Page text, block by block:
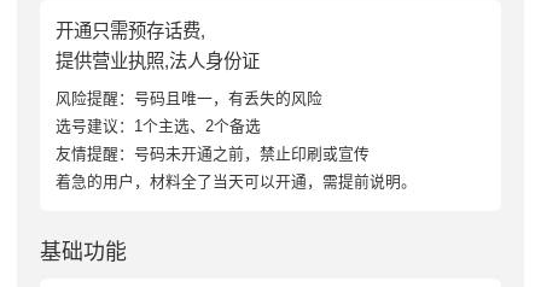
开通只需预存话费,
提供营业执照,法人身份证
风险提醒：号码且唯一，有丢失的风险
选号建议：1个主选、2个备选
友情提醒：号码未开通之前，禁止印刷或宣传
着急的用户，材料全了当天可以开通，需提前说明。
基础功能